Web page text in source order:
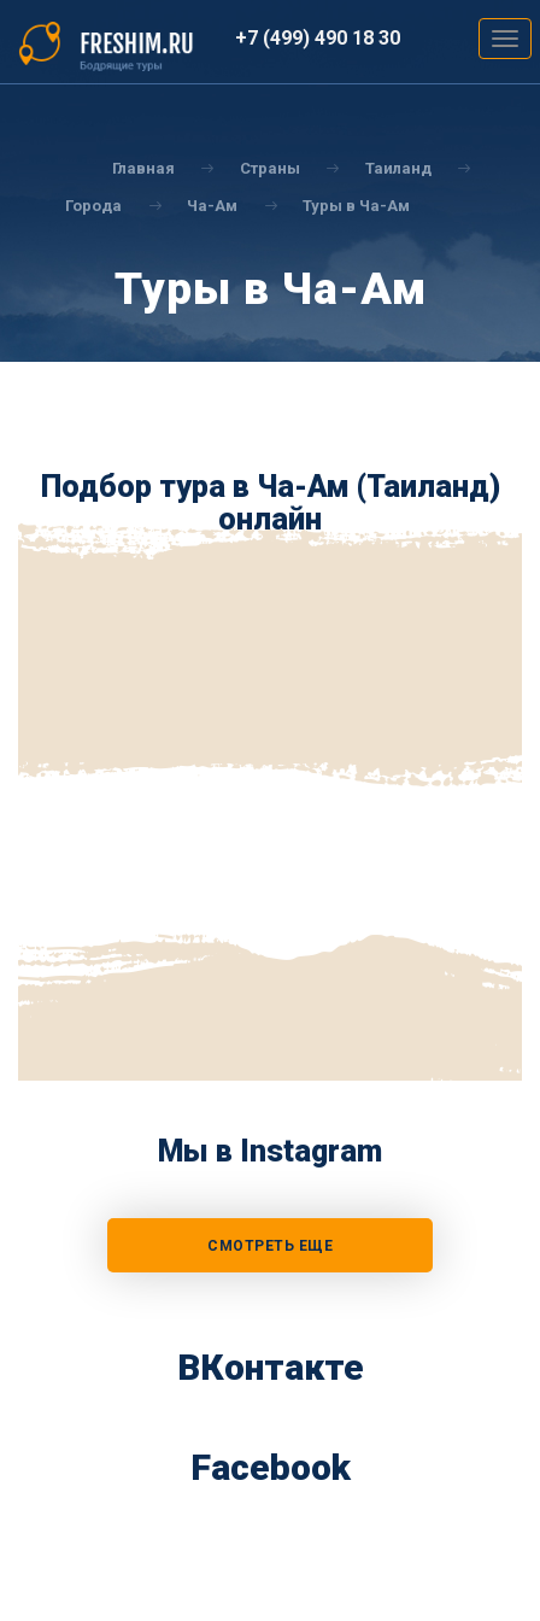
основному
содержанию
+7 (499) 490 18 30
Главная Страны Таиланд
Города Ча-Ам Туры в Ча-Ам
Туры в Ча-Ам
Подбор тура в Ча-Ам (Таиланд)
онлайн
Мы в Instagram
СМОТРЕТЬ ЕЩЕ
ВКонтакте
Facebook